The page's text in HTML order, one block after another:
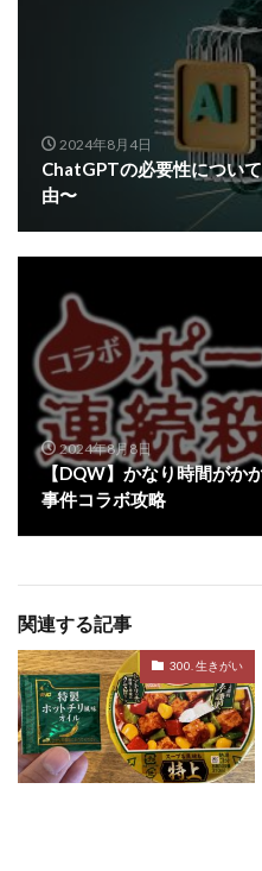
2024年8月4日
ChatGPTの必要性につい
由〜
2024年8月8日
【DQW】かなり時間がか
事件コラボ攻略
関連する記事
300. 生きがい